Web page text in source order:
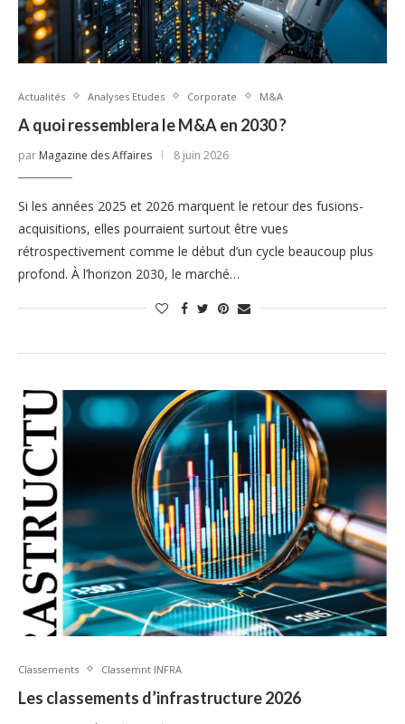
Actualités Analyses Etudes Corporate M&A
A quoi ressemblera le M&A en 2030 ?
par Magazine des Affaires 8 juin 2026
Si les années 2025 et 2026 marquent le retour des fusions-
acquisitions, elles pourraient surtout être vues
rétrospectivement comme le début d’un cycle beaucoup plus
profond. À l’horizon 2030, le marché…
Classements Classemnt INFRA
Les classements d’infrastructure 2026